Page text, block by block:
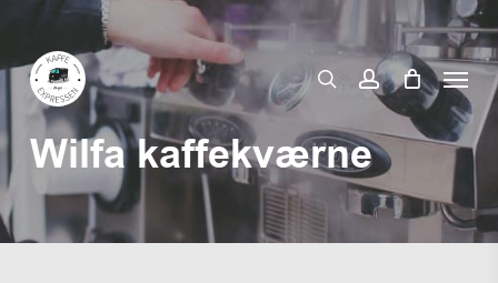
main
content
searchaccount
Menu
Wilfa kaffekværne